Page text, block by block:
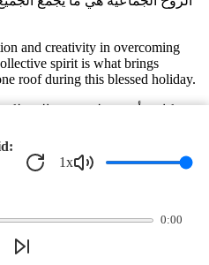
1x
0:00
and creativity in overcoming
spirit is what brings
roof during this blessed holiday.
كانت أمسية ليست مثالية،
perfect but was special, filled
and love.